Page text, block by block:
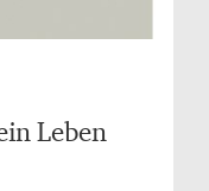
Leben